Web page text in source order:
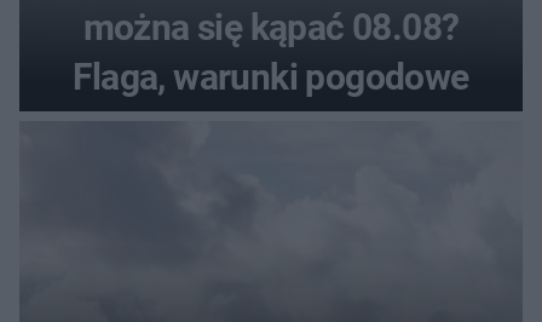
można się kąpać 08.08?
Flaga, warunki pogodowe